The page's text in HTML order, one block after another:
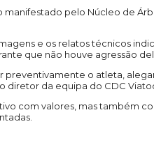
pelo Núcleo de
e os relatos técnicos
que não houve agressão
preventivamente o atleta,
diretor da equipa do CDC
com valores, mas também